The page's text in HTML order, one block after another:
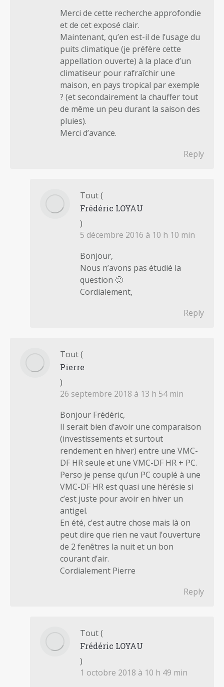
Merci de cette recherche approfondie
et de cet exposé clair.
Maintenant, qu’en est-il de l’usage du
puits climatique (je préfère cette
appellation ouverte) à la place d’un
climatiseur pour rafraîchir une
maison, en pays tropical par exemple
? (et secondairement la chauffer tout
de même un peu durant la saison des
pluies).
Merci d’avance.
Reply
Tout(
Frédéric LOYAU
)
5 décembre 2016 à 10 h 10 min
Bonjour,
Nous n’avons pas étudié la
question 🙂
Cordialement,
Reply
Tout(
Pierre
)
26 septembre 2018 à 13 h 54 min
Bonjour Frédéric,
Il serait bien d’avoir une comparaison
(investissements et surtout
rendement en hiver) entre une VMC-
DF HR seule et une VMC-DF HR + PC.
Perso je pense qu’un PC couplé à une
VMC-DF HR est quasi une hérésie si
c’est juste pour avoir en hiver un
antigel.
En été, c’est autre chose mais là on
peut dire que rien ne vaut l’ouverture
de 2 fenêtres la nuit et un bon
courant d’air.
Cordialement Pierre
Reply
Tout(
Frédéric LOYAU
)
1 octobre 2018 à 10 h 49 min